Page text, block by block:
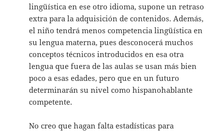
lingüística en ese otro idioma, supone un retraso
extra para la adquisición de contenidos. Además,
el niño tendrá menos competencia lingüística en
su lengua materna, pues desconocerá muchos
conceptos técnicos introducidos en esa otra
lengua que fuera de las aulas se usan más bien
poco a esas edades, pero que en un futuro
determinarán su nivel como hispanohablante
competente.
No creo que hagan falta estadísticas para